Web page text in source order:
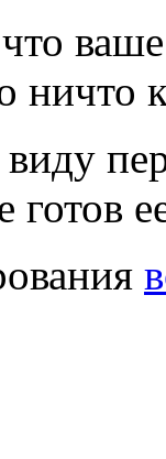
готов